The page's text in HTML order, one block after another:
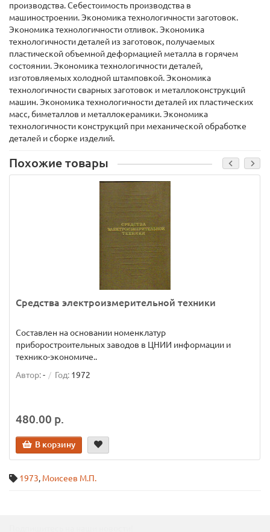
производства. Себестоимость производства в
машиностроении. Экономика технологичности заготовок.
Экономика технологичности отливок. Экономика
технологичности деталей из заготовок, получаемых
пластической объемной деформацией металла в горячем
состоянии. Экономика технологичности деталей,
изготовляемых холодной штамповкой. Экономика
технологичности сварных заготовок и металлоконструкций
машин. Экономика технологичности деталей их пластических
масс, биметаллов и металлокерамики. Экономика
технологичности конструкций при механической обработке
деталей и сборке изделий.
Похожие товары
Средства электроизмерительной техники
Составлен на основании номенклатур
приборостроительных заводов в ЦНИИ информации и
технико-экономиче..
Автор:- Год: 1972
480.00 р.
В корзину
1973, Моисеев М.П.